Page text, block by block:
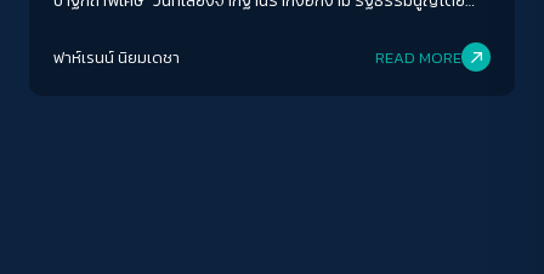
ฟาห์เรนน์ นิยมเดชา READ MORE
ระยะห่างข้อความ
ปกติ มากที่สุด